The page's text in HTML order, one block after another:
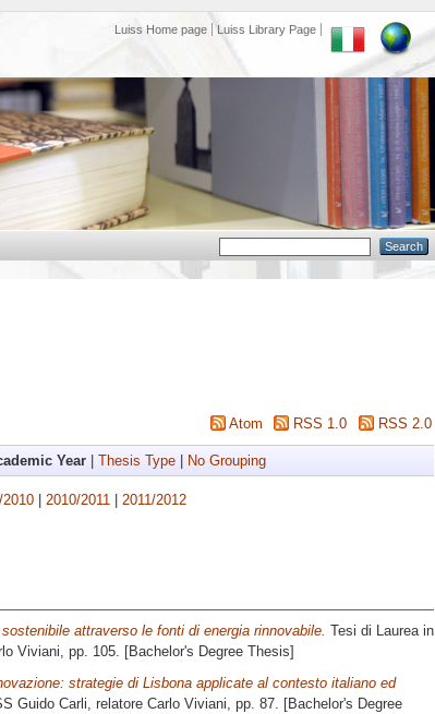
Luiss Home page Luiss Library Page
Atom RSS 1.0 RSS 2.0
Year Thesis Type No Grouping
2010 2010/2011 2011/2012
attraverso le fonti di energia rinnovabile. Tesi di Laurea in
Viviani , pp. 105. [Bachelor's Degree Thesis]
strategie di Lisbona applicate al contesto italiano ed
Guido Carli, relatore Carlo Viviani, pp. 87. [Bachelor's Degree